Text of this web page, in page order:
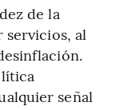
de la
al
señal